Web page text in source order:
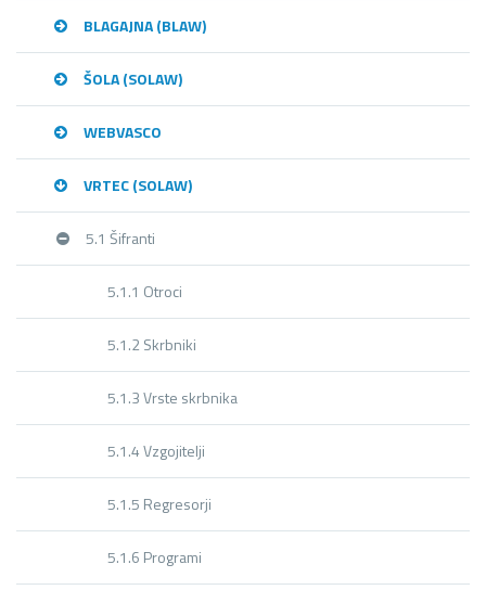
BLAGAJNA (BLAW)
ŠOLA (SOLAW)
WEBVASCO
VRTEC (SOLAW)
5.1 Šifranti
5.1.1 Otroci
5.1.2 Skrbniki
5.1.3 Vrste skrbnika
5.1.4 Vzgojitelji
5.1.5 Regresorji
5.1.6 Programi